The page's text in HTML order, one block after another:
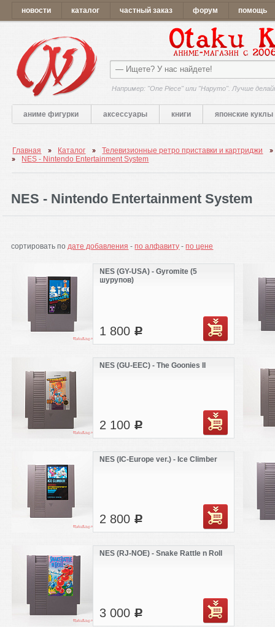
новости каталог частный заказ форум помощь
Например: "One Piece" или "Наруто". Лучше
аниме фигурки аксессуары книги японские куклы
Главная Каталог
Телевизионные ретро приставки и картриджи
NES - Nintendo Entertainment System
NES - Nintendo Entertainment System
сортировать подате добавления -по алфавиту -по цене
NES (GY-USA) - Gyromite (5
шурупов)
1 800 c
NES (GU-EEC) - The Goonies II
2 100 c
NES (IC-Europe ver.) - Ice Climber
2 800 c
NES (RJ-NOE) - Snake Rattle n Roll
3 000 c